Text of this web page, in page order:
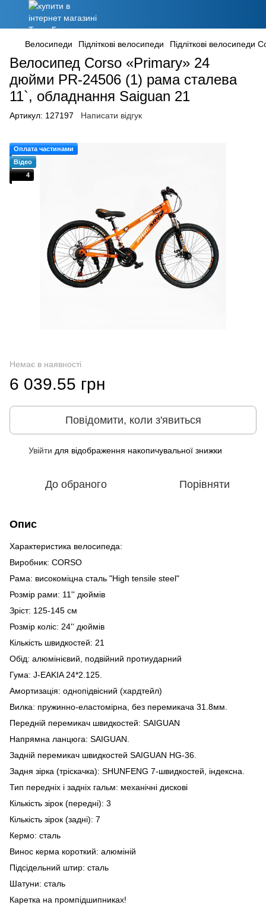
Велосипеди Підліткові велосипеди Підліткові велосипеди
Велосипед Corso «Primary» 24
дюйми PR-24506 (1) рама сталева
11`, обладнання Saiguan 21
Артикул: 127197 Написати відгук
Оплата частинами
Відео
4
Немає в наявності
6 039.55 грн
Повідомити, коли з'явиться
Увійти для відображення накопичувальної знижки
До обраного Порівняти
Опис
Характеристика велосипеда:
Виробник: CORSO
Рама: високоміцна сталь "High tensile steel"
Розмір рами: 11'' дюймів
Зріст: 125-145 см
Розмір коліс: 24'' дюймів
Кількість швидкостей: 21
Обід: алюмінієвий, подвійний протиударний
Гума: J-EAKIA 24*2.125.
Амортизація: однопідвісний (хардтейл)
Вилка: пружинно-еластомірна, без перемикача 31.8мм.
Передній перемикач швидкостей: SAIGUAN
Напрямна ланцюга: SAIGUAN.
Задній перемикач швидкостей SAIGUAN HG-36.
Задня зірка (тріскачка): SHUNFENG 7-швидкостей, індексна.
Тип передніх і задніх гальм: механічні дискові
Кількість зірок (передні): 3
Кількість зірок (задні): 7
Кермо: сталь
Винос керма короткий: алюміній
Підсідельний штир: сталь
Шатуни: сталь
Каретка на промпідшипниках!